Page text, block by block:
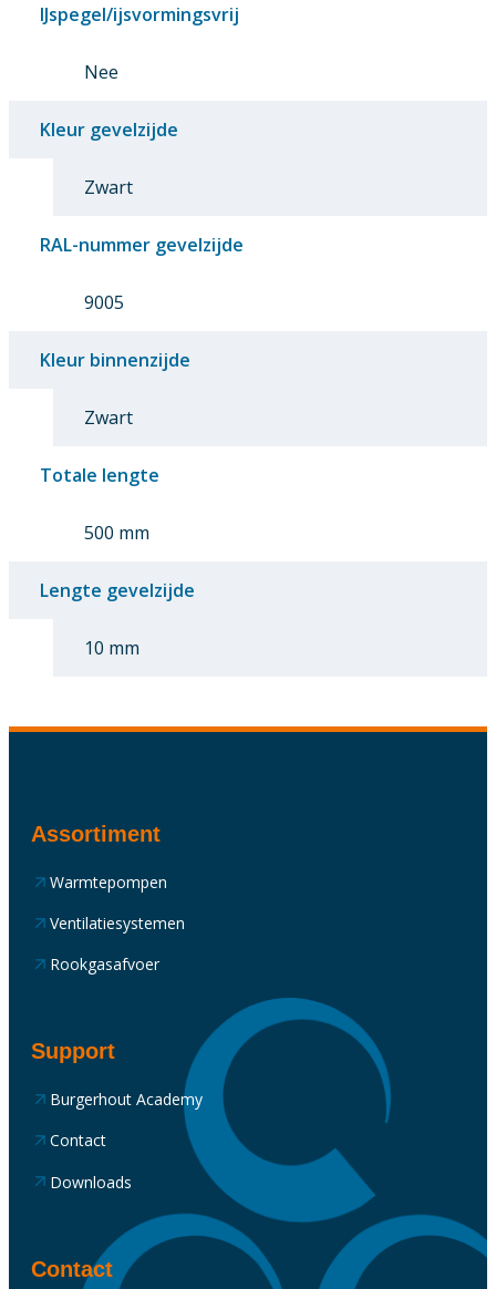
IJspegel/ijsvormingsvrij
Nee
Kleur gevelzijde
Zwart
RAL-nummer gevelzijde
9005
Kleur binnenzijde
Zwart
Totale lengte
500 mm
Lengte gevelzijde
10 mm
Assortiment
Warmtepompen
Ventilatiesystemen
Rookgasafvoer
Support
Burgerhout Academy
Contact
Downloads
Contact